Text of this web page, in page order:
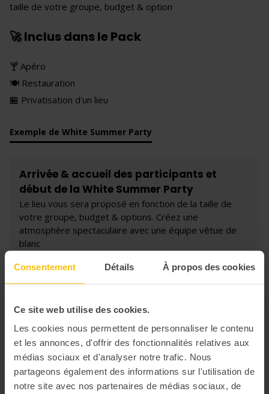
Consentement Détails À propos des cookies
Ce site web utilise des cookies.
Les cookies nous permettent de personnaliser le contenu
et les annonces, d'offrir des fonctionnalités relatives aux
médias sociaux et d'analyser notre trafic. Nous
partageons également des informations sur l'utilisation de
notre site avec nos partenaires de médias sociaux, de
taille de votre groupe, budget & option
🚀 Inclus dans le Pack
🍸 Apéro
🍽 Restauration
🏪 Privatisation d'un lieu
Exemple de White Summer Party
Arrivée & accueil des participants et
début de la White Summer Party
Le lieu vous sera proposé en fonction de la taille de
votre groupe, budget & options. Créez une
atmosphère spectaculaire avec une équipe vêtue de
blanc
Cocktail en blanc et divertissements
et installez un photobooth stylisé avec des accessoires
blancs et des fonds élégants pour rester dans le
thème de la soirée
Soirée dansante avec DJ
Profitez d'une atmosphère festive avec une soirée